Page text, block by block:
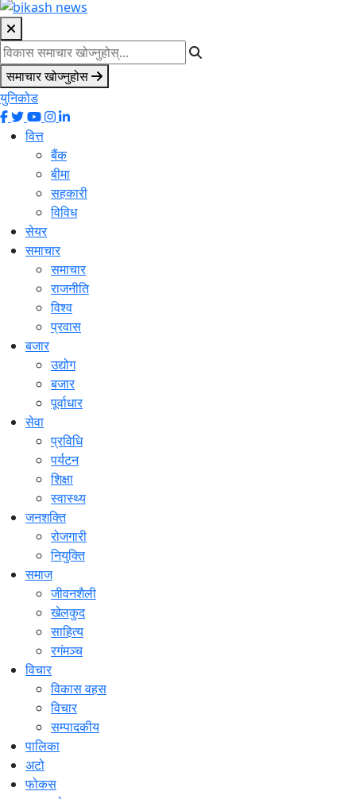
समाचार खोज्नुहोस
युनिकोड
वित्त
बैंक
बीमा
सहकारी
विविध
सेयर
समाचार
समाचार
राजनीति
विश्व
प्रवास
बजार
उद्योग
बजार
पूर्वाधार
सेवा
प्रविधि
पर्यटन
शिक्षा
स्वास्थ्य
जनशक्ति
रोजगारी
नियुक्ति
समाज
जीवनशैली
खेलकुद
साहित्य
रगंमञ्च
विचार
विकास वहस
विचार
सम्पादकीय
पालिका
अटो
फोकस